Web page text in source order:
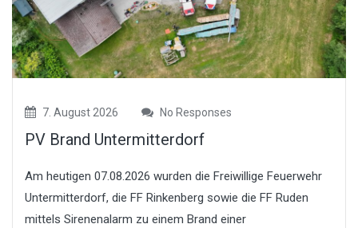
7. August 2026 No Responses
PV Brand Untermitterdorf
Am heutigen 07.08.2026 wurden die Freiwillige Feuerwehr
Untermitterdorf, die FF Rinkenberg sowie die FF Ruden
mittels Sirenenalarm zu einem Brand einer